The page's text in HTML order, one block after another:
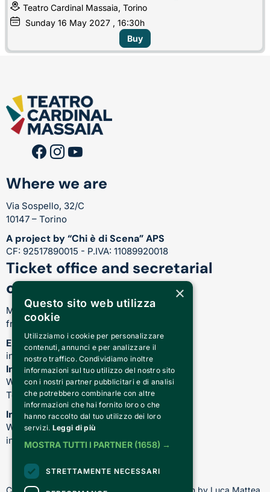
Teatro Cardinal Massaia, Torino
Sunday 16 May 2027 , 16:30h
Buy
Where we are
Via Sospello, 32/C
10147 – Torino
A project by “Chi è di Scena” APS
CF: 92517890015 - P.IVA: 11089920018
Ticket office and secretarial
opening hours
Monday-Friday:
from 17.00 to 21.00
Email
info@teatrocardinalmassaia.com
Information on shows and theater
WhatsApp: 344 410 4477
Telefono: 011 221 6128
Information about our courses
WhatsApp: 392 150 5130 -
info@chiediscena.torino.it
Copyright © 2026 - All rights reserved - Design by Luca Mattea
×
Questo sito web utilizza
cookie
Utilizziamo i cookie per personalizzare
contenuti, annunci e per analizzare il
nostro traffico. Condividiamo inoltre
informazioni sul tuo utilizzo del nostro sito
con i nostri partner pubblicitari e di analisi
che potrebbero combinarle con altre
informazioni che hai fornito loro o che
hanno raccolto dal tuo utilizzo dei loro
servizi. Leggi di più
MOSTRA TUTTI I PARTNER (1658) →
STRETTAMENTE NECESSARI